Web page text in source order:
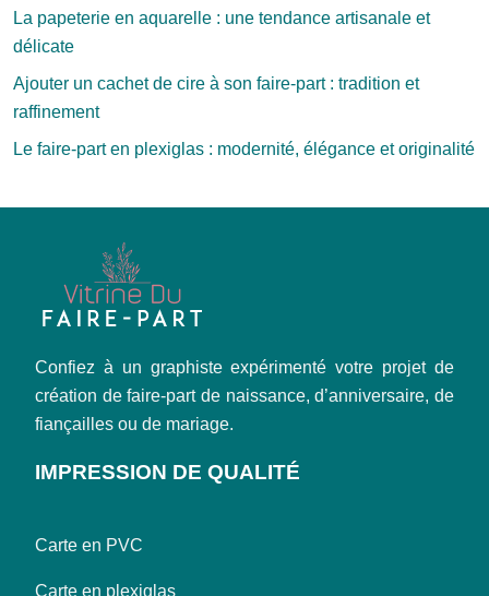
La papeterie en aquarelle : une tendance artisanale et
délicate
Ajouter un cachet de cire à son faire-part : tradition et
raffinement
Le faire-part en plexiglas : modernité, élégance et originalité
Confiez à un graphiste expérimenté votre projet de
création de faire-part de naissance, d’anniversaire, de
fiançailles ou de mariage.
IMPRESSION DE QUALITÉ
Carte en PVC
Carte en plexiglas